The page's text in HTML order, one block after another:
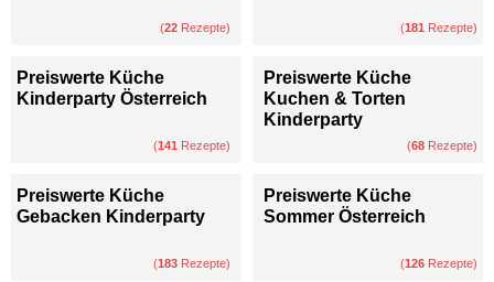
(22 Rezepte) (181 Rezepte)
Preiswerte Küche
Kinderparty Österreich
(141 Rezepte)
Preiswerte Küche
Kuchen & Torten
Kinderparty
(68 Rezepte)
Preiswerte Küche
Gebacken Kinderparty
(183 Rezepte)
Preiswerte Küche
Sommer Österreich
(126 Rezepte)